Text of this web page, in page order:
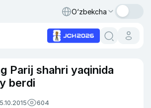
O‘zbekcha
Parij shahri yaqinida
berdi
604